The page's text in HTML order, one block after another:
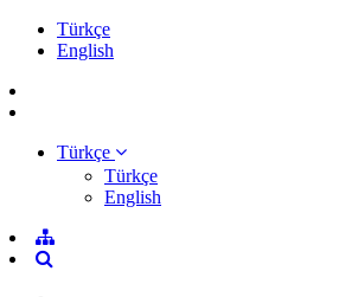
Türkçe
English
Türkçe
Türkçe
English